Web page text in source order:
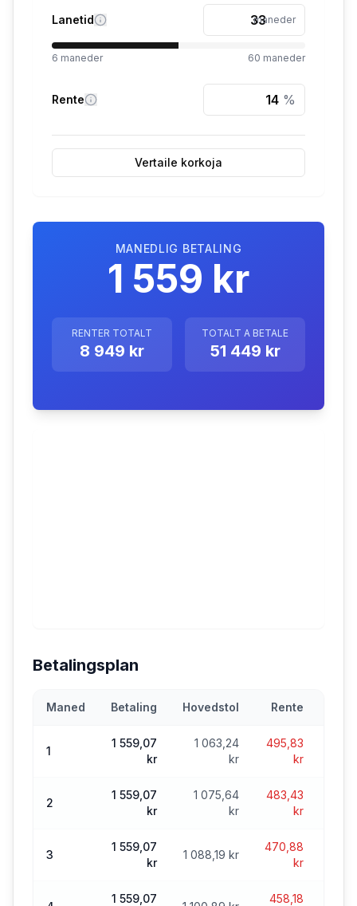
Lanetid maneder
6 maneder 60 maneder
Rente %
Vertaile korkoja
MANEDLIG BETALING
1 559 kr
RENTER TOTALT
8 949 kr
TOTALT A BETALE
51 449 kr
Betalingsplan
Maned Betaling Hovedstol Rente
1
1 559,07
kr
1 063,24
kr
495,83
kr
2
1 559,07
kr
1 075,64
kr
483,43
kr
3
1 559,07
kr
1 088,19 kr
470,88
kr
1 559,07 458,18